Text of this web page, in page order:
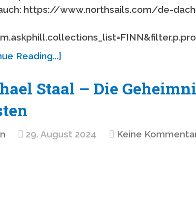
https://www.northsails.com/de-
Reading...]
Staal – Die
29. August 2024 Keine